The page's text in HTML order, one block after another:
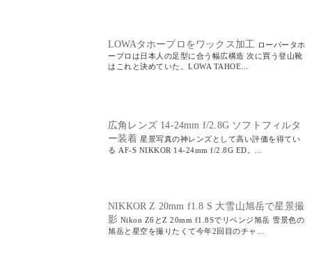
LOWAタホープロをワックス加工 ローバータホ
ープロは日本人の足型に合う幅広構造 次に買う登山靴
はこれと決めていた。LOWA TAHOE...
広角レンズ 14-24mm f/2.8G ソフトフィルタ
ー装着 星景写真の神レンズとして高い評価を得てい
る AF-S NIKKOR 14-24mm f/2.8G ED。...
NIKKOR Z 20mm f1.8 S 大雪山旭岳で星景撮
影 Nikon Z6とZ 20mm f1.8Sでリベンジ旭岳 雪景色の
旭岳と星空を撮りたくて今年2回目のチャ...